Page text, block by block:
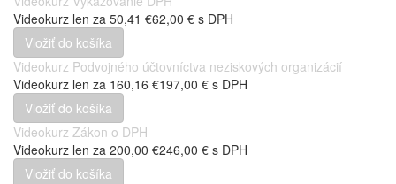
Videokurz len za 50,41 €62,00 € s DPH
Videokurz Podvojného účtovníctva neziskových organizácií
Videokurz len za 160,16 €197,00 € s DPH
Videokurz Zákon o DPH
Videokurz len za 200,00 €246,00 € s DPH